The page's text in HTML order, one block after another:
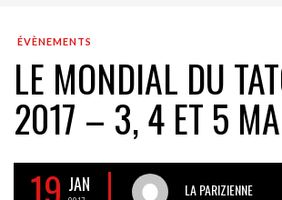
ÉVÈNEMENTS
LE MONDIAL DU
2017 – 3, 4 ET 5
JAN LA PARIZIENNE